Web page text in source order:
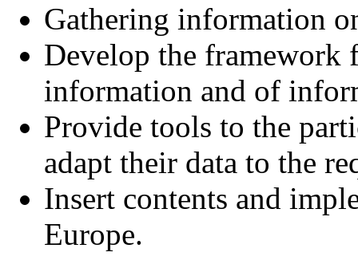
Gathering information
Develop the framework
information and of
Provide tools to the
adapt their data to the
Insert contents and
Europe.